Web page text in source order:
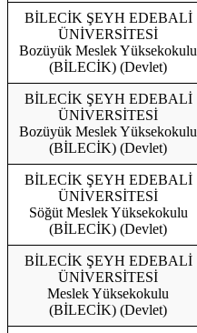
BİLECİK ŞEYH EDEBALİ
ÜNİVERSİTESİ
Bozüyük Meslek Yüksekokulu
(BİLECİK) (Devlet)
BİLECİK ŞEYH EDEBALİ
ÜNİVERSİTESİ
Bozüyük Meslek Yüksekokulu
(BİLECİK) (Devlet)
BİLECİK ŞEYH EDEBALİ
ÜNİVERSİTESİ
Söğüt Meslek Yüksekokulu
(BİLECİK) (Devlet)
BİLECİK ŞEYH EDEBALİ
ÜNİVERSİTESİ
Meslek Yüksekokulu
(BİLECİK) (Devlet)